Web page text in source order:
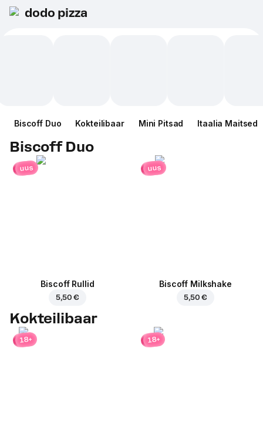
dodo pizza
Biscoff Duo Kokteilibaar Mini Pitsad Itaalia Maitsed
Biscoff Duo
uus
Biscoff Rullid
5,50 €
uus
Biscoff Milkshake
5,50 €
Kokteilibaar
18+ 18+